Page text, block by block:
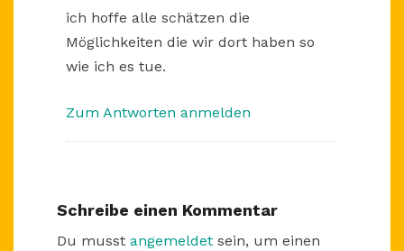
ich hoffe alle schätzen die
Möglichkeiten die wir dort haben so
wie ich es tue.
Zum Antworten anmelden
Schreibe einen Kommentar
Du musst angemeldet sein, um einen